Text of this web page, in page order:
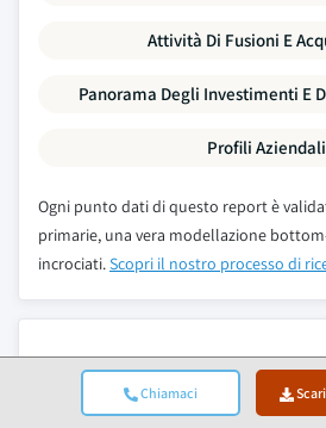
Chiamaci
Attività Di Fusioni E
Panorama Degli Investimenti E
Profili Aziendali
Ogni punto dati di questo report è
primarie, una vera modellazione
incrociati.Scopri il nostro processo di
Rapporti Correlati